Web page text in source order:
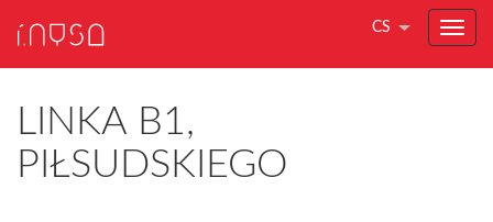
CS
LINKA B1,
PIŁSUDSKIEGO